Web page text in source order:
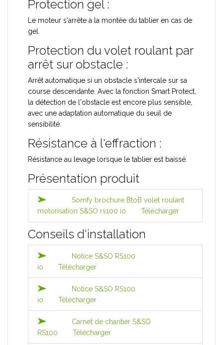
Protection gel :
Le moteur s'arrête à la montée du tablier en cas de
gel.
Protection du volet roulant par
arrêt sur obstacle :
Arrêt automatique si un obstacle s'intercale sur sa
course descendante. Avec la fonction Smart Protect,
la détection de l'obstacle est encore plus sensible,
avec une adaptation automatique du seuil de
sensibilité.
Résistance à l'effraction :
Résistance au levage lorsque le tablier est baissé.
Présentation produit
Somfy brochure BtoB volet roulant
motorisation S&SO rs100 io
Télécharger
Conseils d'installation
Notice S&SO RS100
io
Télécharger
Notice S&SO RS100
io
Télécharger
Carnet de chantier S&SO
RS100
Télécharger